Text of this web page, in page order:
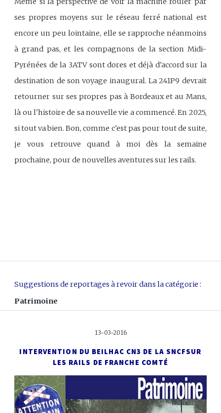
ses propres moyens sur le réseau ferré national est
encore un peu lointaine, elle se rapproche néanmoins
à grand pas, et les compagnons de la section Midi-
Pyrénées de la 3ATV sont dores et déjà d'accord sur la
destination de son voyage inaugural. La 241P9 devrait
retourner sur ses propres pas à Bordeaux et au Mans,
là ou l'histoire de sa nouvelle vie a commencé. En 2025,
si tout va bien. Bon, comme c'est pas pour tout de suite,
je vous retrouve quand à moi dès la semaine
prochaine, pour de nouvelles aventures sur les rails.
Suggestions de reportages à revoir dans la catégorie :
Patrimoine
13-03-2016
INTERVENTION DU BEILHAC CN3 DE LA SNCFSUR
LES RAILS DE FRANCHE COMTÉ